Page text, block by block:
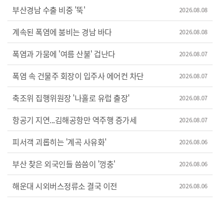
부산경남 수출 비중 '뚝' 2026.08.08
계속된 폭염에 붐비는 경남 바다 2026.08.08
폭염과 가뭄에 '여름 산불' 겁난다 2026.08.07
폭염 속 건물주 회장이 입주사 에어컨 차단 2026.08.07
축조위 집행위원장 '나홀로 유럽 출장' 2026.08.07
항공기 지연...김해공항만 역주행 증가세 2026.08.07
피서객 괴롭히는 '계곡 사유화' 2026.08.06
부산 찾은 외국인들 씀씀이 '껑충' 2026.08.06
해운대 시외버스정류소 결국 이전 2026.08.06